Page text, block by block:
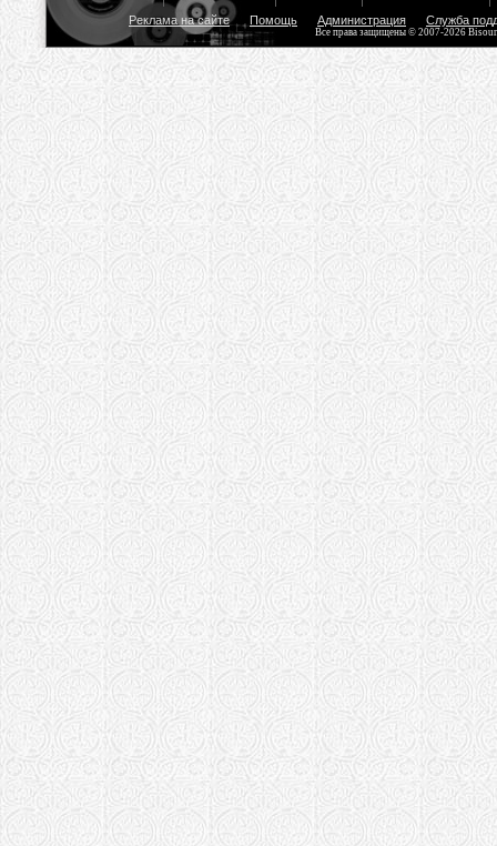
Реклама на сайте Помощь Администрация Служба
Все права защищены © 2007-2026